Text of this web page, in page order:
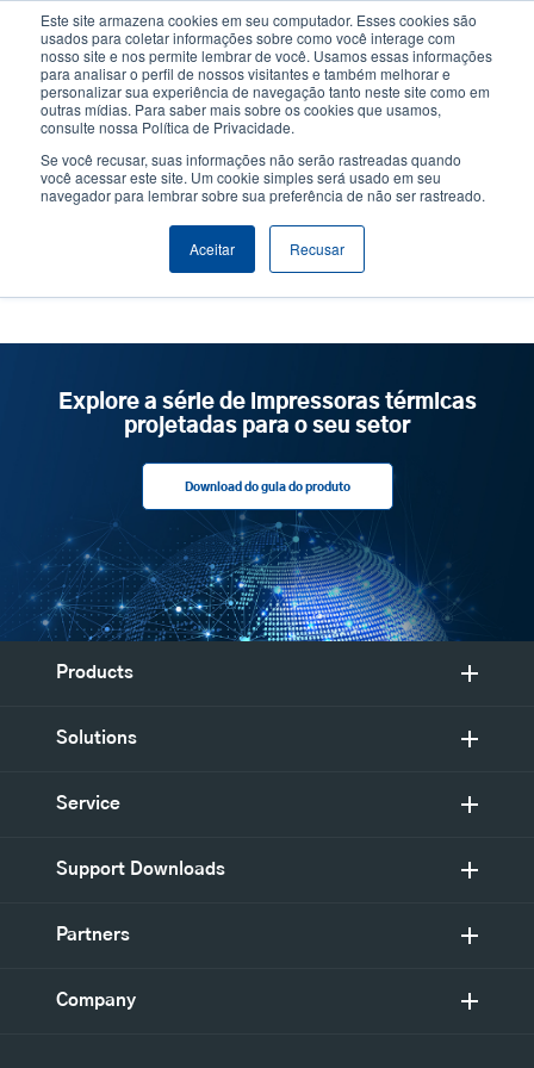
Este site armazena cookies em seu computador. Esses cookies são
usados para coletar informações sobre como você interage com
nosso site e nos permite lembrar de você. Usamos essas informações
para analisar o perfil de nossos visitantes e também melhorar e
personalizar sua experiência de navegação tanto neste site como em
outras mídias. Para saber mais sobre os cookies que usamos,
consulte nossa Política de Privacidade.
Se você recusar, suas informações não serão rastreadas quando
você acessar este site. Um cookie simples será usado em seu
navegador para lembrar sobre sua preferência de não ser rastreado.
Aceitar Recusar
conteúdo
principal
User
account
User
Header
Seletor de Produto Contactar Vendas
nossa empresa
Explore a série de impressoras térmicas
projetadas para o seu setor
Download do guia do produto
Products
Solutions
Service
Support Downloads
Partners
Company